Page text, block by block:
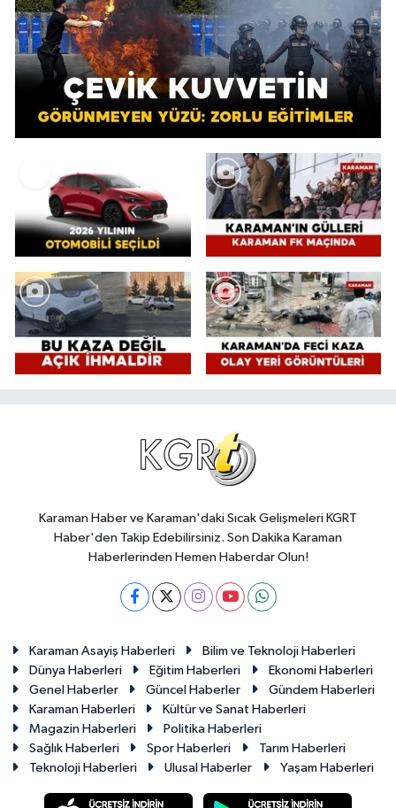
Karaman Haber ve Karaman'daki Sıcak Gelişmeleri KGRT
Haber'den Takip Edebilirsiniz. Son Dakika Karaman
Haberlerinden Hemen Haberdar Olun!
Karaman Asayiş Haberleri
Bilim ve Teknoloji Haberleri
Dünya Haberleri
Eğitim Haberleri
Ekonomi Haberleri
Genel Haberler
Güncel Haberler
Gündem Haberleri
Karaman Haberleri
Kültür ve Sanat Haberleri
Magazin Haberleri
Politika Haberleri
Sağlık Haberleri
Spor Haberleri
Tarım Haberleri
Teknoloji Haberleri
Ulusal Haberler Yaşam Haberleri